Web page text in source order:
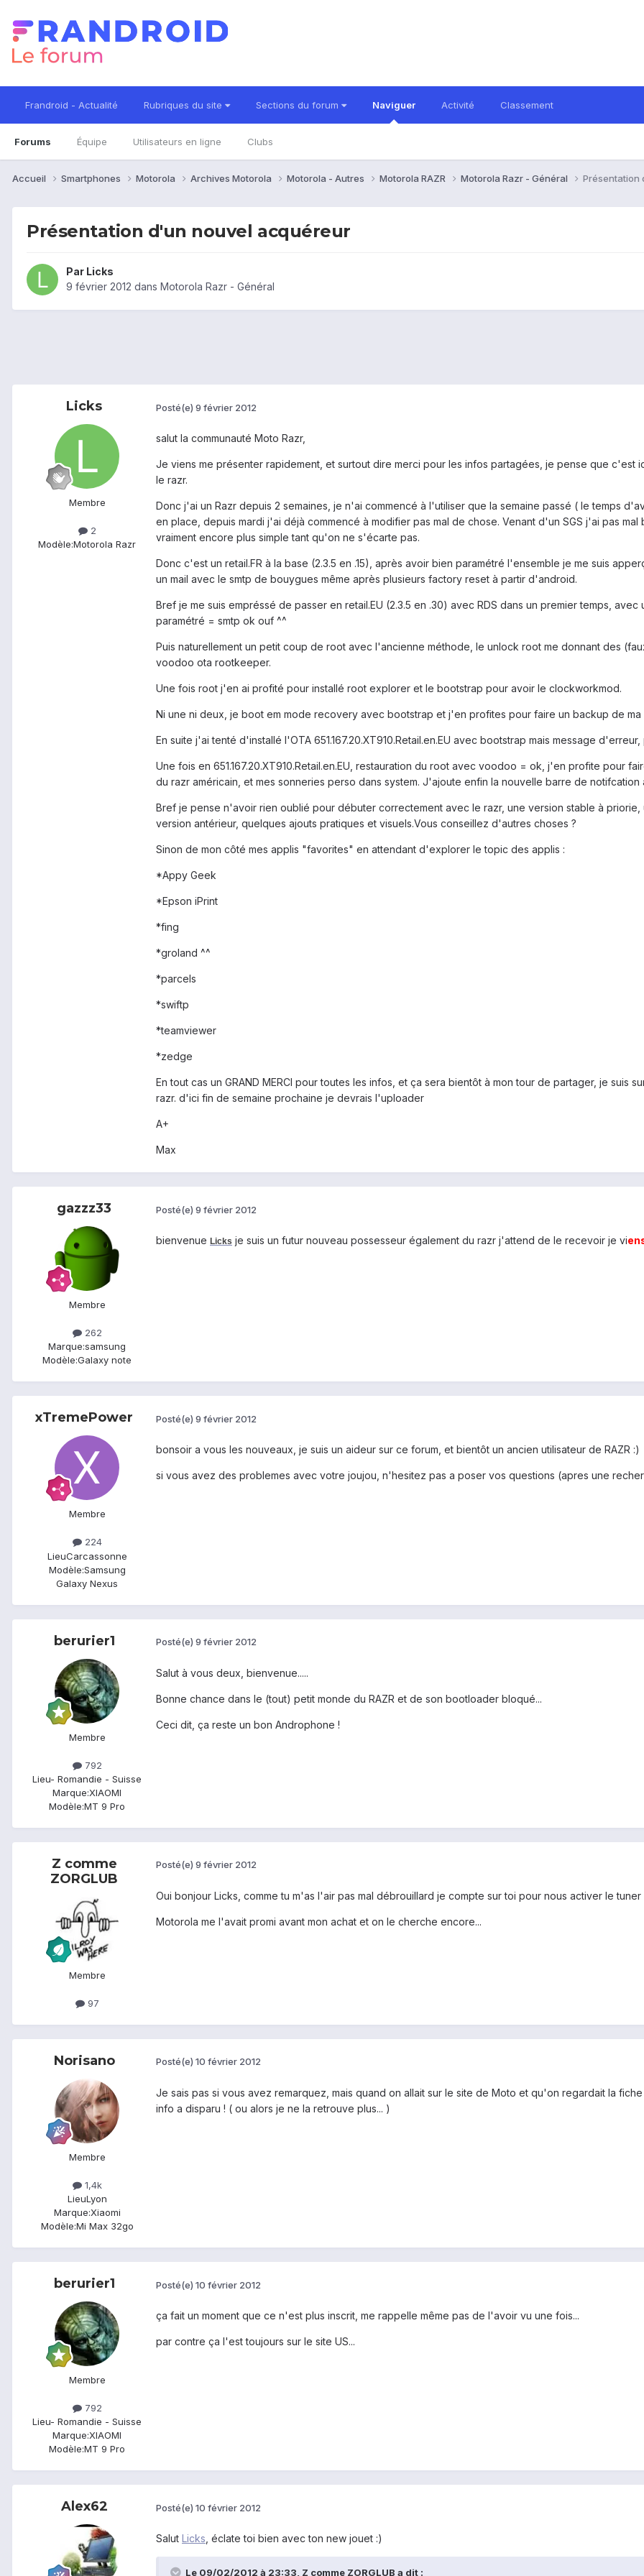
Frandroid - Actualité Rubriques du site Sections du forum Naviguer
Forums Équipe Utilisateurs en ligne Clubs
Activité Classement
Accueil Smartphones Motorola Archives Motorola Motorola - Autres Motorola RAZR Motorola Razr - Général Présentation
Présentation d'un nouvel acquéreur
Par Licks
9 février 2012 dans Motorola Razr - Général
Licks
Membre
2
Modèle:Motorola Razr
Posté(e) 9 février 2012
salut la communauté Moto Razr,
Je viens me présenter rapidement, et surtout dire merci pour les infos partagées, je pense que
le razr.
Donc j'ai un Razr depuis 2 semaines, je n'ai commencé à l'utiliser que la semaine passé ( le temps
en place, depuis mardi j'ai déjà commencé à modifier pas mal de chose. Venant d'un SGS j'ai pas
vraiment encore plus simple tant qu'on ne s'écarte pas.
Donc c'est un retail.FR à la base (2.3.5 en .15), après avoir bien paramétré l'ensemble je me suis
un mail avec le smtp de bouygues même après plusieurs factory reset à partir d'android.
Bref je me suis empréssé de passer en retail.EU (2.3.5 en .30) avec RDS dans un premier temps,
paramétré = smtp ok ouf ^^
Puis naturellement un petit coup de root avec l'ancienne méthode, le unlock root me donnant des
voodoo ota rootkeeper.
Une fois root j'en ai profité pour installé root explorer et le bootstrap pour avoir le clockworkmod.
Ni une ni deux, je boot em mode recovery avec bootstrap et j'en profites pour faire un backup de ma
En suite j'ai tenté d'installé l'OTA 651.167.20.XT910.Retail.en.EU avec bootstrap mais message
Une fois en 651.167.20.XT910.Retail.en.EU, restauration du root avec voodoo = ok, j'en profite pour
du razr américain, et mes sonneries perso dans system. J'ajoute enfin la nouvelle barre de
Bref je pense n'avoir rien oublié pour débuter correctement avec le razr, une version stable à
version antérieur, quelques ajouts pratiques et visuels.Vous conseillez d'autres choses ?
Sinon de mon côté mes applis "favorites" en attendant d'explorer le topic des applis :
*Appy Geek
*Epson iPrint
*fing
*groland ^^
*parcels
*swiftp
*teamviewer
*zedge
En tout cas un GRAND MERCI pour toutes les infos, et ça sera bientôt à mon tour de partager, je suis
razr. d'ici fin de semaine prochaine je devrais l'uploader
A+
Max
gazzz33
Membre
262
Marque:samsung
Modèle:Galaxy note
Posté(e) 9 février 2012
bienvenue Licks je suis un futur nouveau possesseur également du razr j'attend de le recevoir je vi
xTremePower
Membre
224
LieuCarcassonne
Modèle:Samsung
Galaxy Nexus
Posté(e) 9 février 2012
bonsoir a vous les nouveaux, je suis un aideur sur ce forum, et bientôt un ancien utilisateur de RAZR :)
si vous avez des problemes avec votre joujou, n'hesitez pas a poser vos questions (apres une
berurier1
Membre
792
Lieu- Romandie - Suisse
Marque:XIAOMI
Modèle:MT 9 Pro
Posté(e) 9 février 2012
Salut à vous deux, bienvenue.....
Bonne chance dans le (tout) petit monde du RAZR et de son bootloader bloqué...
Ceci dit, ça reste un bon Androphone !
Z comme
ZORGLUB
Membre
97
Posté(e) 9 février 2012
Oui bonjour Licks, comme tu m'as l'air pas mal débrouillard je compte sur toi pour nous activer le tuner
Motorola me l'avait promi avant mon achat et on le cherche encore...
Norisano
Membre
1,4k
LieuLyon
Marque:Xiaomi
Modèle:Mi Max 32go
Posté(e) 10 février 2012
Je sais pas si vous avez remarquez, mais quand on allait sur le site de Moto et qu'on regardait la
info a disparu ! ( ou alors je ne la retrouve plus... )
berurier1
Membre
792
Lieu- Romandie - Suisse
Marque:XIAOMI
Modèle:MT 9 Pro
Posté(e) 10 février 2012
ça fait un moment que ce n'est plus inscrit, me rappelle même pas de l'avoir vu une fois...
par contre ça l'est toujours sur le site US...
Alex62 Posté(e) 10 février 2012
Salut Licks , éclate toi bien avec ton new jouet :)
Le 09/02/2012 à 23:33, Z comme ZORGLUB a dit :